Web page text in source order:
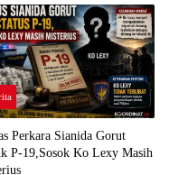
Perkara Sianida Gorut
P-19,Sosok Ko Lexy Masih